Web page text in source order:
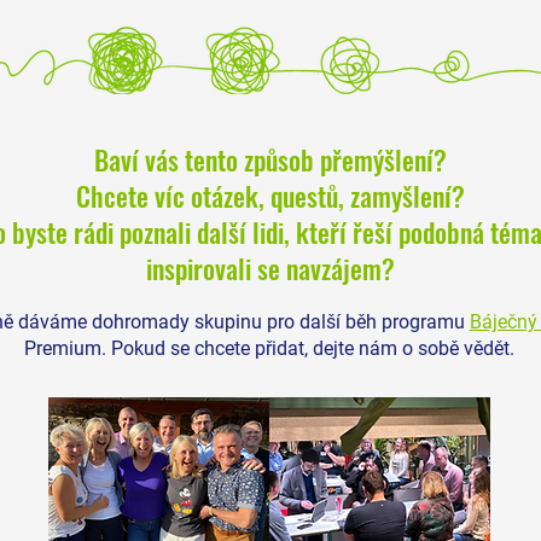
Paradox úspěchu: Proč se často ve
středním věku cítí nejvíc ztraceni
ti, kdo dosud dělali všechno
správně?
Proč
Baví vás tento způsob přemýšlení?
Chcete víc otázek, questů, zamyšlení?
byste rádi poznali další lidi, kteří řeší podobná
inspirovali se navzájem?
dáváme dohromady skupinu pro další běh programu
Premium. Pokud se chcete přidat, dejte nám o sobě vědět.